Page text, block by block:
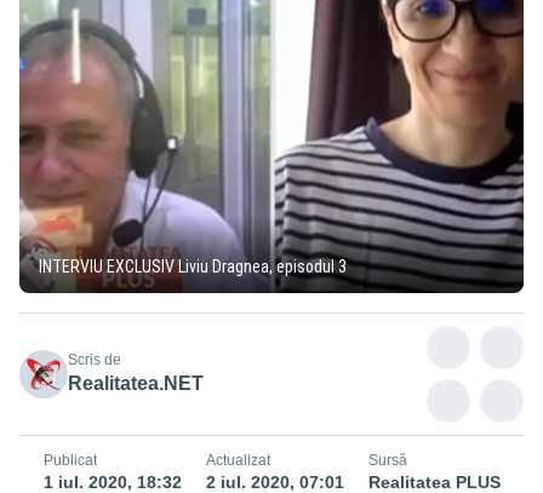
INTERVIU EXCLUSIV Liviu Dragnea, episodul 3
Scris de
Realitatea.NET
Publicat
1 iul. 2020, 18:32
Actualizat
2 iul. 2020, 07:01
Sursă
Realitatea PLUS